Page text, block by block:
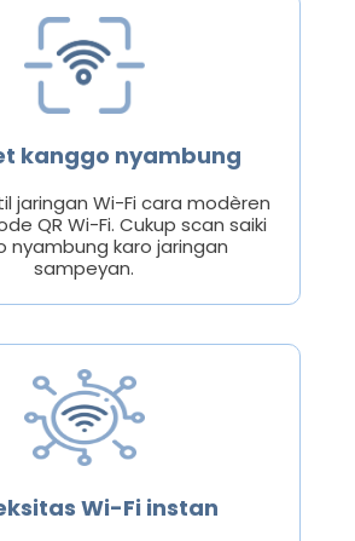
kanggo nyambung
jaringan Wi-Fi cara modèren
QR Wi-Fi. Cukup scan saiki
nyambung karo jaringan
sampeyan.
Wi-Fi instan